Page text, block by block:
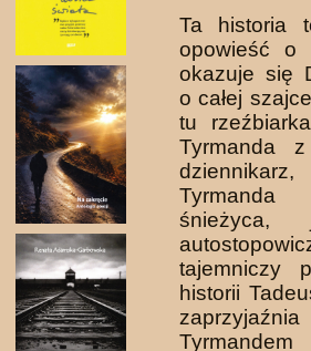
Ta historia
opowieść o
okazuje się
o całej
tu
Tyrmanda
śnieżyca,
tajemniczy
historii